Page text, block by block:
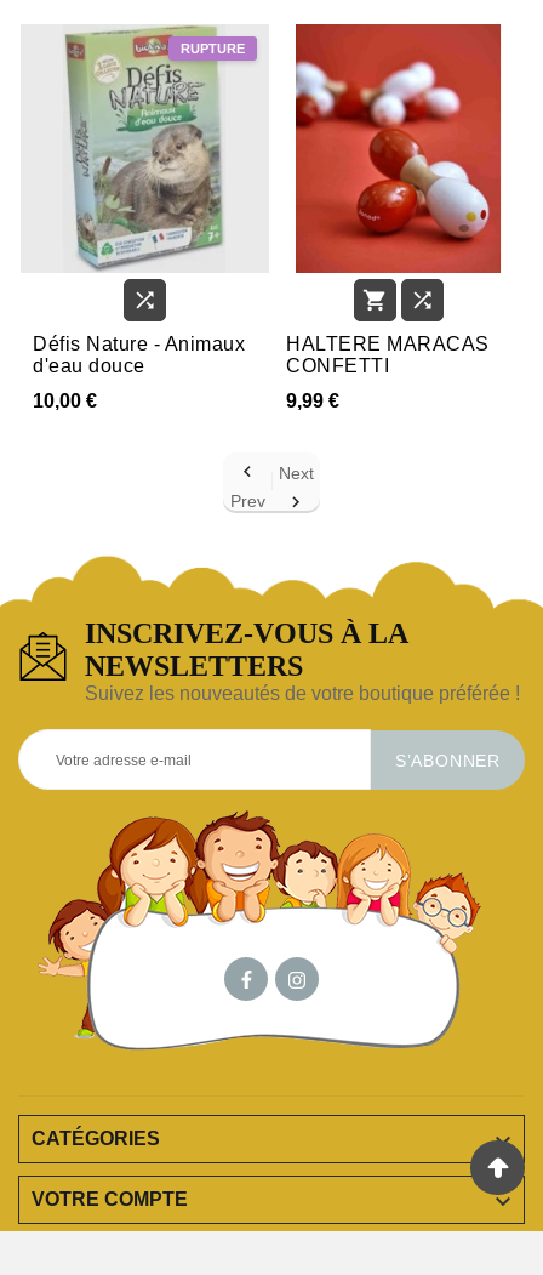

Défis Nature - Animaux
d'eau douce
10,00 €
 
HALTERE MARACAS
CONFETTI
9,99 €

Prev
Next

INSCRIVEZ-VOUS À LA
NEWSLETTERS
Suivez les nouveautés de votre boutique préférée !
S’ABONNER
CATÉGORIES 
VOTRE COMPTE 